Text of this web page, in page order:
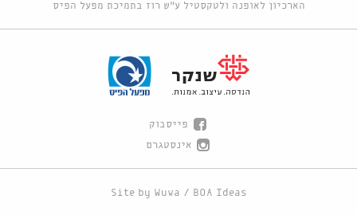
הארכיון לאופנה ולטקסטיל ע"ש רוז בתמיכת מפעל הפיס
פייסבוק
אינסטגרם
Site by Wuwa / BOA Ideas